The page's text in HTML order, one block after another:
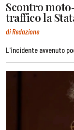
Scontro
traffico la
di Redazione
L'incidente avvenuto